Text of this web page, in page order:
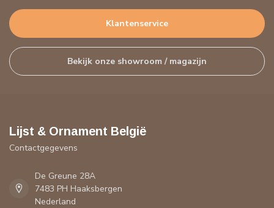
Klantenservice
Bekijk onze showroom / magazijn
Lijst & Ornament België
Contactgegevens
De Greune 28A
7483 PH Haaksbergen
Nederland